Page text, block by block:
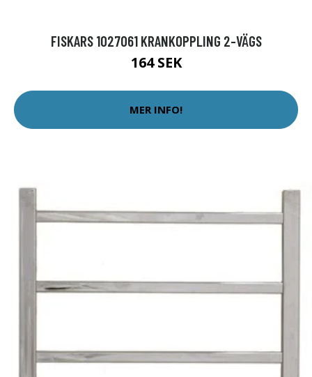
FISKARS 1027061 KRANKOPPLING 2-VÄGS
164 SEK
MER INFO!